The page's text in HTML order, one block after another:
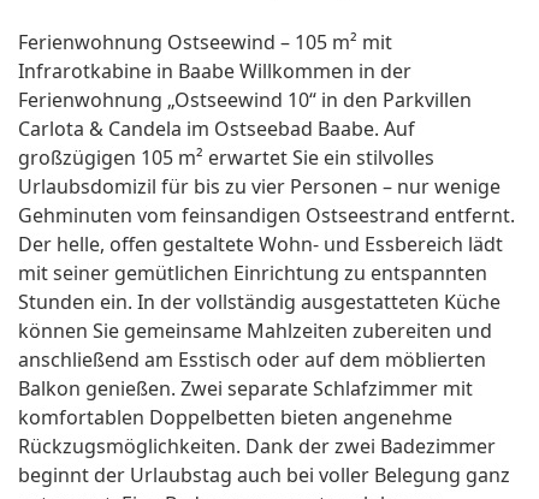
Ferienwohnung Ostseewind – 105 m² mit
Infrarotkabine in Baabe Willkommen in der
Ferienwohnung „Ostseewind 10“ in den Parkvillen
Carlota & Candela im Ostseebad Baabe. Auf
großzügigen 105 m² erwartet Sie ein stilvolles
Urlaubsdomizil für bis zu vier Personen – nur wenige
Gehminuten vom feinsandigen Ostseestrand entfernt.
Der helle, offen gestaltete Wohn- und Essbereich lädt
mit seiner gemütlichen Einrichtung zu entspannten
Stunden ein. In der vollständig ausgestatteten Küche
können Sie gemeinsame Mahlzeiten zubereiten und
anschließend am Esstisch oder auf dem möblierten
Balkon genießen. Zwei separate Schlafzimmer mit
komfortablen Doppelbetten bieten angenehme
Rückzugsmöglichkeiten. Dank der zwei Badezimmer
beginnt der Urlaubstag auch bei voller Belegung ganz